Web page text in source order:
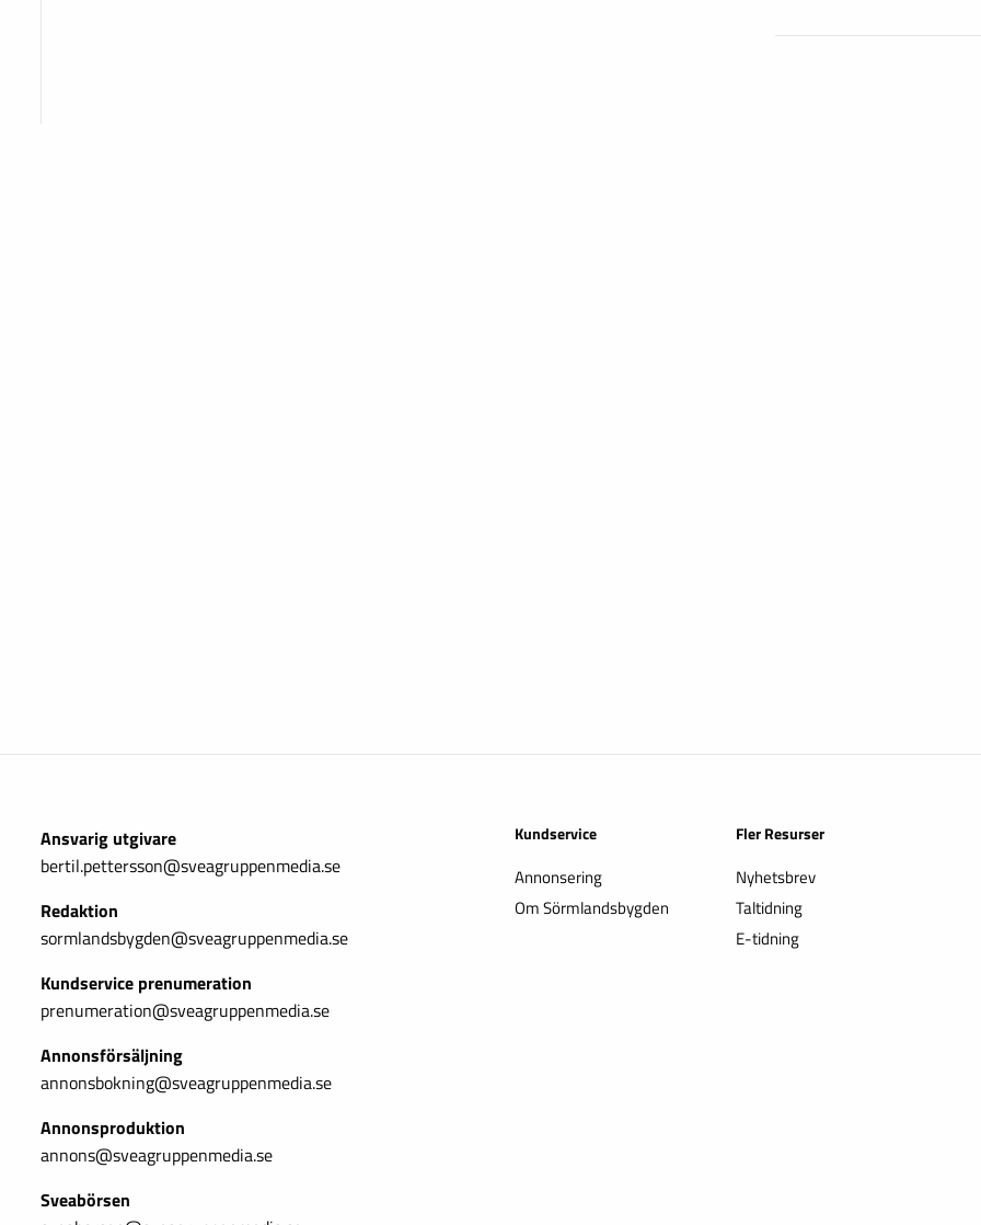
Ansvarig utgivare
bertil.pettersson@sveagruppenmedia.se
Redaktion
sormlandsbygden@sveagruppenmedia.se
Kundservice prenumeration
prenumeration@sveagruppenmedia.se
Annonsförsäljning
annonsbokning@sveagruppenmedia.se
Annonsproduktion
annons@sveagruppenmedia.se
Sveabörsen
Kundservice
Annonsering
Om Sörmlandsbygden
Fler Resurser
Nyhetsbrev
Taltidning
E-tidning